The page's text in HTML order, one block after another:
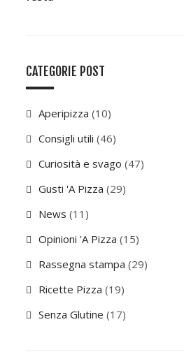
CATEGORIE POST
Aperipizza (10)
Consigli utili (46)
Curiosità e svago (47)
Gusti 'A Pizza (29)
News (11)
Opinioni 'A Pizza (15)
Rassegna stampa (29)
Ricette Pizza (19)
Senza Glutine (17)